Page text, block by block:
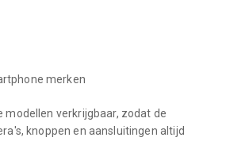
merken
modellen verkrijgbaar, zodat de
knoppen en aansluitingen altijd